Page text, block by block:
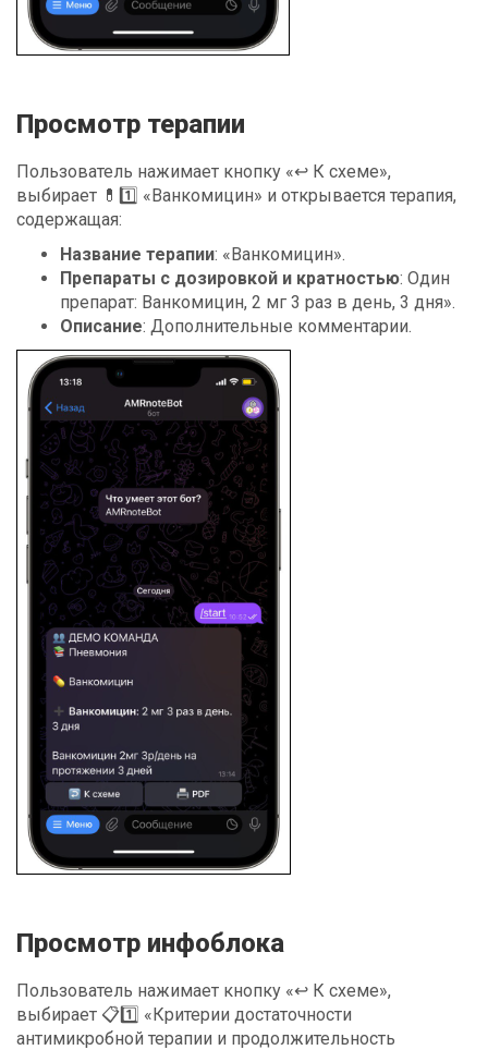
Просмотр терапии
Пользователь нажимает кнопку «↩️ К схеме»,
выбирает 💊1️⃣ «Ванкомицин» и открывается терапия,
содержащая:
Название терапии: «Ванкомицин».
Препараты с дозировкой и кратностью: Один
препарат: Ванкомицин, 2 мг 3 раз в день, 3 дня».
Описание: Дополнительные комментарии.
Просмотр инфоблока
Пользователь нажимает кнопку «↩️ К схеме»,
выбирает 📋1️⃣ «Критерии достаточности
антимикробной терапии и продолжительность